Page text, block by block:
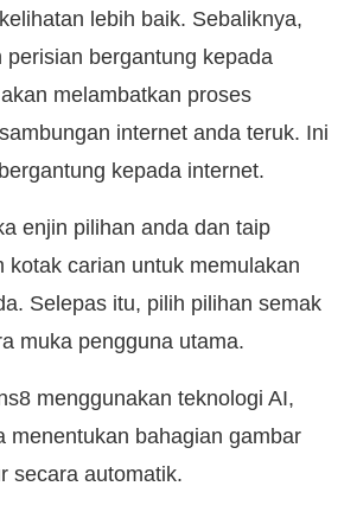
lebih baik. Sebaliknya,
perisian bergantung kepada
melambatkan proses
internet anda teruk. Ini
kepada internet.
enjin pilihan anda dan taip
kotak carian untuk memulakan
Selepas itu, pilih pilihan semak
muka pengguna utama.
menggunakan teknologi AI,
menentukan bahagian gambar
secara automatik.